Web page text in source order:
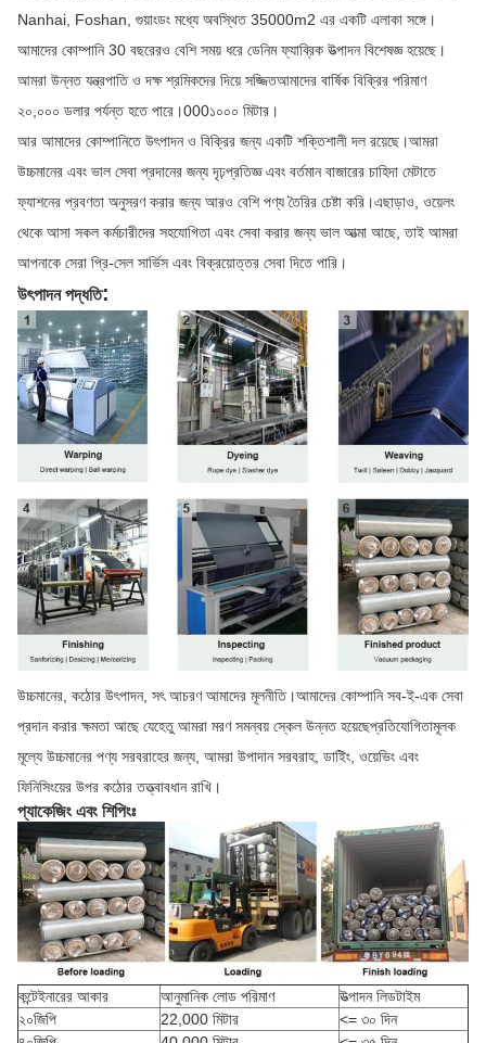
Nanhai, Foshan, গুয়াংডং মধ্যে অবস্থিত 35000m2 এর একটি এলাকা সঙ্গে।
আমাদের কোম্পানি 30 বছরেরও বেশি সময় ধরে ডেনিম ফ্যাব্রিক উত্পাদন বিশেষজ্ঞ হয়েছে।
আমরা উন্নত যন্ত্রপাতি ও দক্ষ শ্রমিকদের দিয়ে সজ্জিতআমাদের বার্ষিক বিক্রির পরিমাণ
২০,০০০ ডলার পর্যন্ত হতে পারে।000১০০০ মিটার।
আর আমাদের কোম্পানিতে উৎপাদন ও বিক্রির জন্য একটি শক্তিশালী দল রয়েছে।আমরা
উচ্চমানের এবং ভাল সেবা প্রদানের জন্য দৃঢ়প্রতিজ্ঞ এবং বর্তমান বাজারের চাহিদা মেটাতে
ফ্যাশনের প্রবণতা অনুসরণ করার জন্য আরও বেশি পণ্য তৈরির চেষ্টা করি।এছাড়াও, ওয়েলং
থেকে আসা সকল কর্মচারীদের সহযোগিতা এবং সেবা করার জন্য ভাল আত্মা আছে, তাই আমরা
আপনাকে সেরা প্রি-সেল সার্ভিস এবং বিক্রয়োত্তর সেবা দিতে পারি।
উৎপাদন পদ্ধতি:
উচ্চমানের, কঠোর উৎপাদন, সৎ আচরণ আমাদের মূলনীতি।আমাদের কোম্পানি সব-ই-এক সেবা
প্রদান করার ক্ষমতা আছে যেহেতু আমরা মরণ সমন্বয় স্কেল উন্নত হয়েছেপ্রতিযোগিতামূলক
মূল্যে উচ্চমানের পণ্য সরবরাহের জন্য, আমরা উপাদান সরবরাহ, ডাইিং, ওয়েভিং এবং
ফিনিসিংয়ের উপর কঠোর তত্ত্বাবধান রাখি।
প্যাকেজিং এবং শিপিংঃ
কন্টেইনারের আকার আনুমানিক লোড পরিমাণ
উত্পাদন লিডটাইম
২০জিপি
22,000 মিটার
<= ৩০ দিন